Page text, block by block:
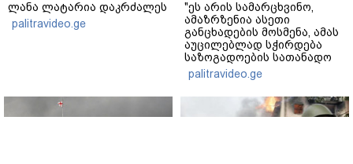
ლანა ლატარია დაკრძალეს
palitravideo.ge
"ეს არის სამარცხვინო,
ამაზრზენია ასეთი
განცხადების მოსმენა, ამას
აუცილებლად სჭირდება
საზოგადოების სათანადო
რეაქცია" - ირაკლი
კობახიძე
palitravideo.ge